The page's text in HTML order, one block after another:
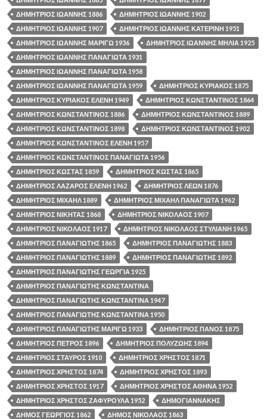
ΔΗΜΗΤΡΙΟΣ ΙΩΑΝΝΗΣ 1886
ΔΗΜΗΤΡΙΟΣ ΙΩΑΝΝΗΣ 1902
ΔΗΜΗΤΡΙΟΣ ΙΩΑΝΝΗΣ 1907
ΔΗΜΗΤΡΙΟΣ ΙΩΑΝΝΗΣ ΚΑΤΕΡΙΝΗ 1951
ΔΗΜΗΤΡΙΟΣ ΙΩΑΝΝΗΣ ΜΑΡΙΓΩ 1936
ΔΗΜΗΤΡΙΟΣ ΙΩΑΝΝΗΣ ΜΗΛΙΑ 1925
ΔΗΜΗΤΡΙΟΣ ΙΩΑΝΝΗΣ ΠΑΝΑΓΙΩΤΑ 1931
ΔΗΜΗΤΡΙΟΣ ΙΩΑΝΝΗΣ ΠΑΝΑΓΙΩΤΑ 1958
ΔΗΜΗΤΡΙΟΣ ΙΩΑΝΝΗΣ ΠΑΝΑΓΙΩΤΑ 1959
ΔΗΜΗΤΡΙΟΣ ΚΥΡΙΑΚΟΣ 1875
ΔΗΜΗΤΡΙΟΣ ΚΥΡΙΑΚΟΣ ΕΛΕΝΗ 1949
ΔΗΜΗΤΡΙΟΣ ΚΩΝΣΤΑΝΤΙΝΟΣ 1864
ΔΗΜΗΤΡΙΟΣ ΚΩΝΣΤΑΝΤΙΝΟΣ 1886
ΔΗΜΗΤΡΙΟΣ ΚΩΝΣΤΑΝΤΙΝΟΣ 1889
ΔΗΜΗΤΡΙΟΣ ΚΩΝΣΤΑΝΤΙΝΟΣ 1898
ΔΗΜΗΤΡΙΟΣ ΚΩΝΣΤΑΝΤΙΝΟΣ 1902
ΔΗΜΗΤΡΙΟΣ ΚΩΝΣΤΑΝΤΙΝΟΣ ΕΛΕΝΗ 1957
ΔΗΜΗΤΡΙΟΣ ΚΩΝΣΤΑΝΤΙΝΟΣ ΠΑΝΑΓΙΩΤΑ 1956
ΔΗΜΗΤΡΙΟΣ ΚΩΣΤΑΣ 1859
ΔΗΜΗΤΡΙΟΣ ΚΩΣΤΑΣ 1865
ΔΗΜΗΤΡΙΟΣ ΛΑΖΑΡΟΣ ΕΛΕΝΗ 1962
ΔΗΜΗΤΡΙΟΣ ΛΕΩΝ 1876
ΔΗΜΗΤΡΙΟΣ ΜΙΧΑΗΛ 1889
ΔΗΜΗΤΡΙΟΣ ΜΙΧΑΗΛ ΠΑΝΑΓΙΩΤΑ 1962
ΔΗΜΗΤΡΙΟΣ ΝΙΚΗΤΑΣ 1868
ΔΗΜΗΤΡΙΟΣ ΝΙΚΟΛΑΟΣ 1907
ΔΗΜΗΤΡΙΟΣ ΝΙΚΟΛΑΟΣ 1917
ΔΗΜΗΤΡΙΟΣ ΝΙΚΟΛΑΟΣ ΣΤΥΛΙΑΝΗ 1965
ΔΗΜΗΤΡΙΟΣ ΠΑΝΑΓΙΩΤΗΣ 1865
ΔΗΜΗΤΡΙΟΣ ΠΑΝΑΓΙΩΤΗΣ 1883
ΔΗΜΗΤΡΙΟΣ ΠΑΝΑΓΙΩΤΗΣ 1889
ΔΗΜΗΤΡΙΟΣ ΠΑΝΑΓΙΩΤΗΣ 1892
ΔΗΜΗΤΡΙΟΣ ΠΑΝΑΓΙΩΤΗΣ ΓΕΩΡΓΙΑ 1925
ΔΗΜΗΤΡΙΟΣ ΠΑΝΑΓΙΩΤΗΣ ΚΩΝΣΤΑΝΤΙΝΑ
ΔΗΜΗΤΡΙΟΣ ΠΑΝΑΓΙΩΤΗΣ ΚΩΝΣΤΑΝΤΙΝΑ 1947
ΔΗΜΗΤΡΙΟΣ ΠΑΝΑΓΙΩΤΗΣ ΚΩΝΣΤΑΝΤΙΝΑ 1950
ΔΗΜΗΤΡΙΟΣ ΠΑΝΑΓΙΩΤΗΣ ΜΑΡΙΓΩ 1933
ΔΗΜΗΤΡΙΟΣ ΠΑΝΟΣ 1875
ΔΗΜΗΤΡΙΟΣ ΠΕΤΡΟΣ 1896
ΔΗΜΗΤΡΙΟΣ ΠΟΛΥΖΩΗΣ 1894
ΔΗΜΗΤΡΙΟΣ ΣΤΑΥΡΟΣ 1910
ΔΗΜΗΤΡΙΟΣ ΧΡΗΣΤΟΣ 1871
ΔΗΜΗΤΡΙΟΣ ΧΡΗΣΤΟΣ 1874
ΔΗΜΗΤΡΙΟΣ ΧΡΗΣΤΟΣ 1893
ΔΗΜΗΤΡΙΟΣ ΧΡΗΣΤΟΣ 1917
ΔΗΜΗΤΡΙΟΣ ΧΡΗΣΤΟΣ ΑΘΗΝΑ 1952
ΔΗΜΗΤΡΙΟΣ ΧΡΗΣΤΟΣ ΖΑΦΥΡΟΥΛΑ 1952
ΔΗΜΟΓΙΑΝΝΑΚΗΣ
ΔΗΜΟΣ ΓΕΩΡΓΙΟΣ 1862
ΔΗΜΟΣ ΝΙΚΟΛΑΟΣ 1863